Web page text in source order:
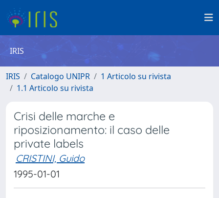
IRIS
IRIS Catalogo UNIPR
1 Articolo su rivista
1.1 Articolo su rivista
Crisi delle marche e
riposizionamento: il caso delle
private labels
CRISTINI, Guido
1995-01-01